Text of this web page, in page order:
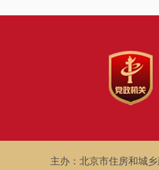
主办：北京市住房和城